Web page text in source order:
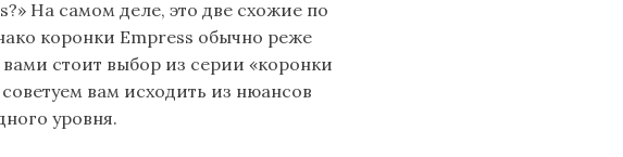
На самом деле, это две схожие по
коронки Empress обычно реже
стоит выбор из серии «коронки
советуем вам исходить из нюансов
уровня.